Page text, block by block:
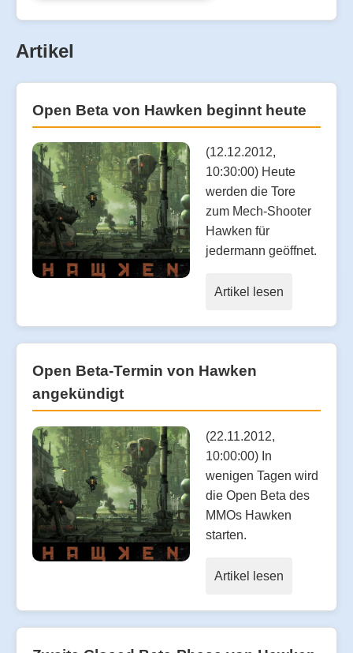
Artikel
Open Beta von Hawken beginnt heute
(12.12.2012,
10:30:00) Heute
werden die Tore
zum Mech-Shooter
Hawken für
jedermann geöffnet.
Artikel lesen
Open Beta-Termin von Hawken
angekündigt
(22.11.2012,
10:00:00) In
wenigen Tagen wird
die Open Beta des
MMOs Hawken
starten.
Artikel lesen